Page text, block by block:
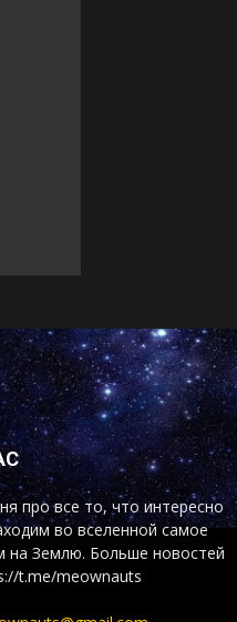
про все то, что интересно
во вселенной самое
на Землю. Больше новостей
t.me/meownauts